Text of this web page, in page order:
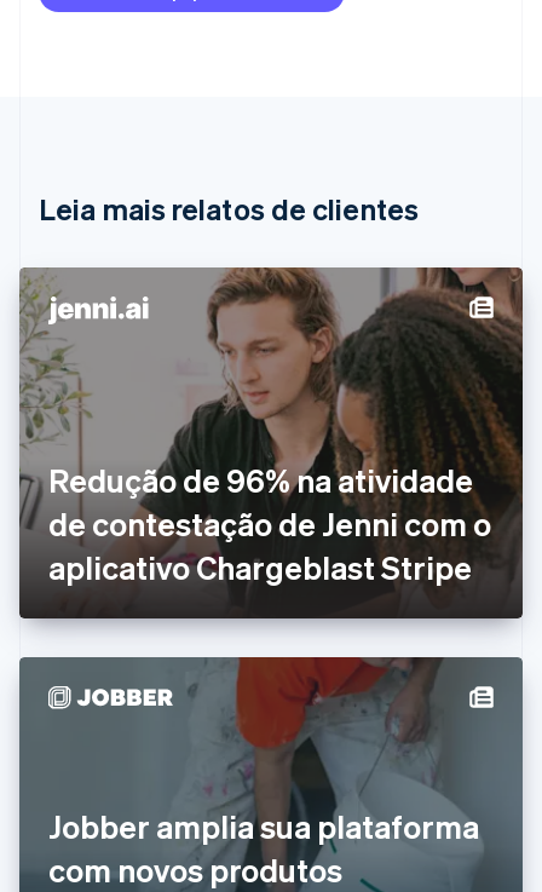
Leia mais relatos de clientes
Redução de 96% na atividade
de contestação de Jenni com o
aplicativo Chargeblast Stripe
Jobber amplia sua plataforma
com novos produtos
Austrália
Bulgária
China continental
English
Croácia
English
English
Emirados Árabes Unidos
English
Eslováquia
English
EnglishItaliano
Espanha
Estados Unidos
EnglishSvenska
França
FrançaisEnglish